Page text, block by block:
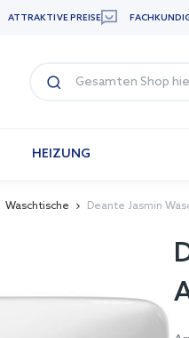
ATTRAKTIVE PREISE
HEIZUNG
Waschtische Deante Jasmin